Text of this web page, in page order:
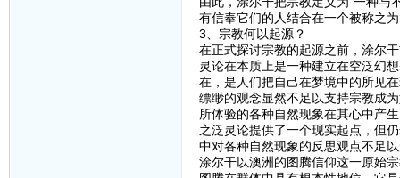
有信奉它们的人结合在一个被称之为
3、宗教何以起源？
在正式探讨宗教的起源之前，涂尔
灵论在本质上是一种建立在空泛幻
在，是人们把自己在梦境中的所见
缥缈的观念显然不足以支持宗教成
所体验的各种自然现象在其心中产
之泛灵论提供了一个现实起点，但
中对各种自然现象的反思观点不足
涂尔干以澳洲的图腾信仰这一原始